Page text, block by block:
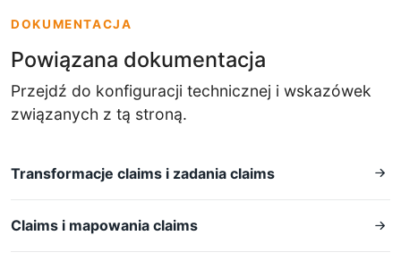
DOKUMENTACJA
Powiązana dokumentacja
Przejdź do konfiguracji technicznej i wskazówek
związanych z tą stroną.
Transformacje claims i zadania claims
Claims i mapowania claims